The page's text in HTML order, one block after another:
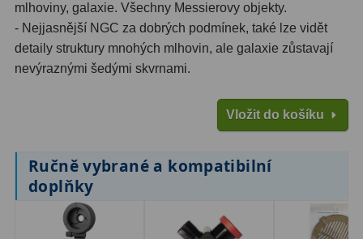
Meteostanice52
Domácí
Čidla2
Teploměry a vlhkoměry
Foto stativy10
mlhoviny, galaxie. Všechny Messierovy objekty.
- Nejjasnější NGC za dobrých podmínek, také lze vidět
detaily struktury mnohých mlhovin, ale galaxie zůstavají
nevýraznými šedými skvrnami.
Vložit do košíku
Ručně vybrané a kompatibilní
doplňky